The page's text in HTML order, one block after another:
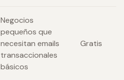
Negocios
pequeños que
necesitan emails
transaccionales
básicos
Gratis